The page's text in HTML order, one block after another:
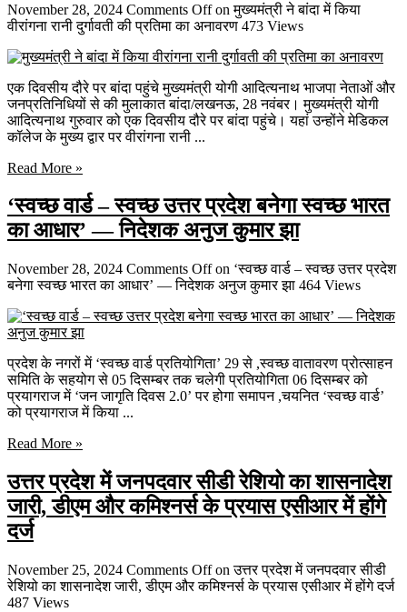
November 28, 2024 Comments Offon मुख्यमंत्री ने बांदा में किया
वीरांगना रानी दुर्गावती की प्रतिमा का अनावरण 473 Views
एक दिवसीय दौरे पर बांदा पहुंचे मुख्यमंत्री योगी आदित्यनाथ भाजपा नेताओं और
जनप्रतिनिधियों से की मुलाकात बांदा/लखनऊ, 28 नवंबर। मुख्यमंत्री योगी
आदित्यनाथ गुरुवार को एक दिवसीय दौरे पर बांदा पहुंचे। यहां उन्होंने मेडिकल
कॉलेज के मुख्य द्वार पर वीरांगना रानी ...
Read More »
‘स्वच्छ वार्ड – स्वच्छ उत्तर प्रदेश बनेगा स्वच्छ भारत
का आधार’ — निदेशक अनुज कुमार झा
November 28, 2024 Comments Offon ‘स्वच्छ वार्ड – स्वच्छ उत्तर प्रदेश
बनेगा स्वच्छ भारत का आधार’ — निदेशक अनुज कुमार झा 464 Views
प्रदेश के नगरों में ‘स्वच्छ वार्ड प्रतियोगिता’ 29 से ,स्वच्छ वातावरण प्रोत्साहन
समिति के सहयोग से 05 दिसम्बर तक चलेगी प्रतियोगिता 06 दिसम्बर को
प्रयागराज में ‘जन जागृति दिवस 2.0’ पर होगा समापन ,चयनित ‘स्वच्छ वार्ड’
को प्रयागराज में किया ...
Read More »
उत्तर प्रदेश में जनपदवार सीडी रेशियो का शासनादेश
जारी, डीएम और कमिश्नर्स के प्रयास एसीआर में होंगे
दर्ज
November 25, 2024 Comments Offon उत्तर प्रदेश में जनपदवार सीडी
रेशियो का शासनादेश जारी, डीएम और कमिश्नर्स के प्रयास एसीआर में होंगे दर्ज
487 Views